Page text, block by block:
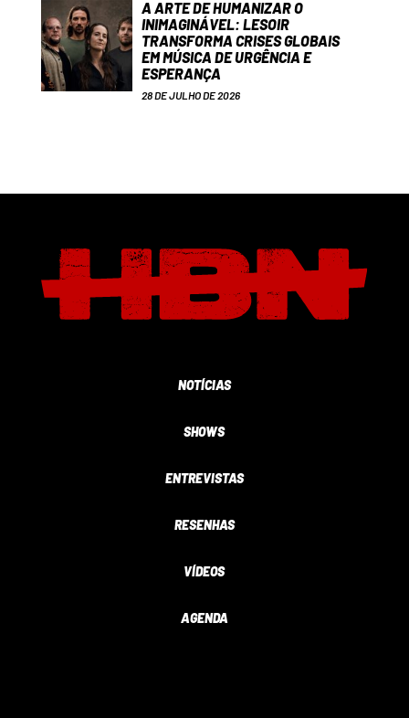
A ARTE DE HUMANIZAR O
INIMAGINÁVEL: LESOIR
TRANSFORMA CRISES GLOBAIS
EM MÚSICA DE URGÊNCIA E
ESPERANÇA
28 DE JULHO DE 2026
NOTÍCIAS
SHOWS
ENTREVISTAS
RESENHAS
VÍDEOS
AGENDA